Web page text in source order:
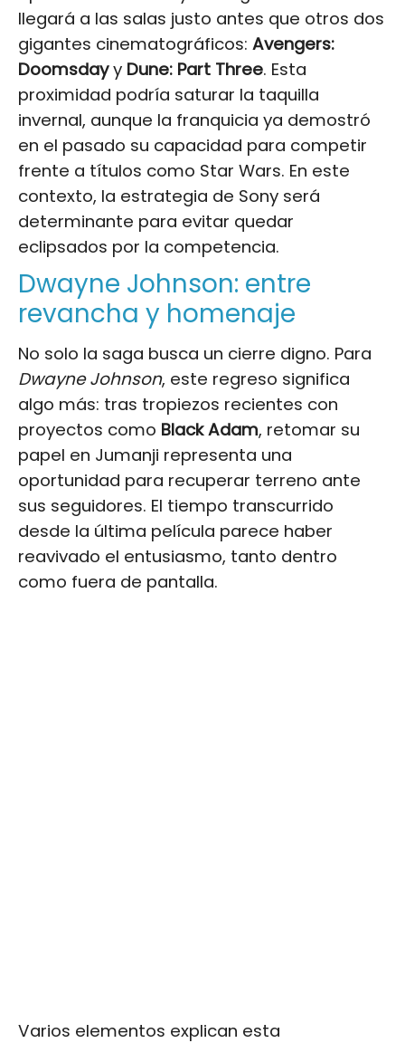
llegará a las salas justo antes que otros dos
gigantes cinematográficos: Avengers:
Doomsdayy Dune: Part Three. Esta
proximidad podría saturar la taquilla
invernal, aunque la franquicia ya demostró
en el pasado su capacidad para competir
frente a títulos como Star Wars. En este
contexto, la estrategia de Sony será
determinante para evitar quedar
eclipsados por la competencia.
Dwayne Johnson: entre
revancha y homenaje
No solo la saga busca un cierre digno. Para
Dwayne Johnson, este regreso significa
algo más: tras tropiezos recientes con
proyectos como Black Adam, retomar su
papel en Jumanji representa una
oportunidad para recuperar terreno ante
sus seguidores. El tiempo transcurrido
desde la última película parece haber
reavivado el entusiasmo, tanto dentro
como fuera de pantalla.
Varios elementos explican esta